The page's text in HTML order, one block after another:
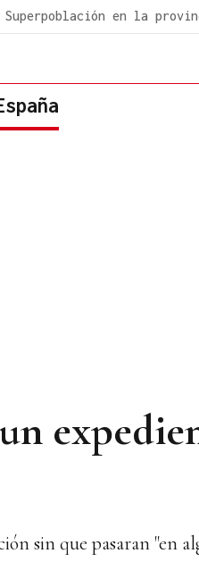
Superpoblación en la
sin que pasaran "en